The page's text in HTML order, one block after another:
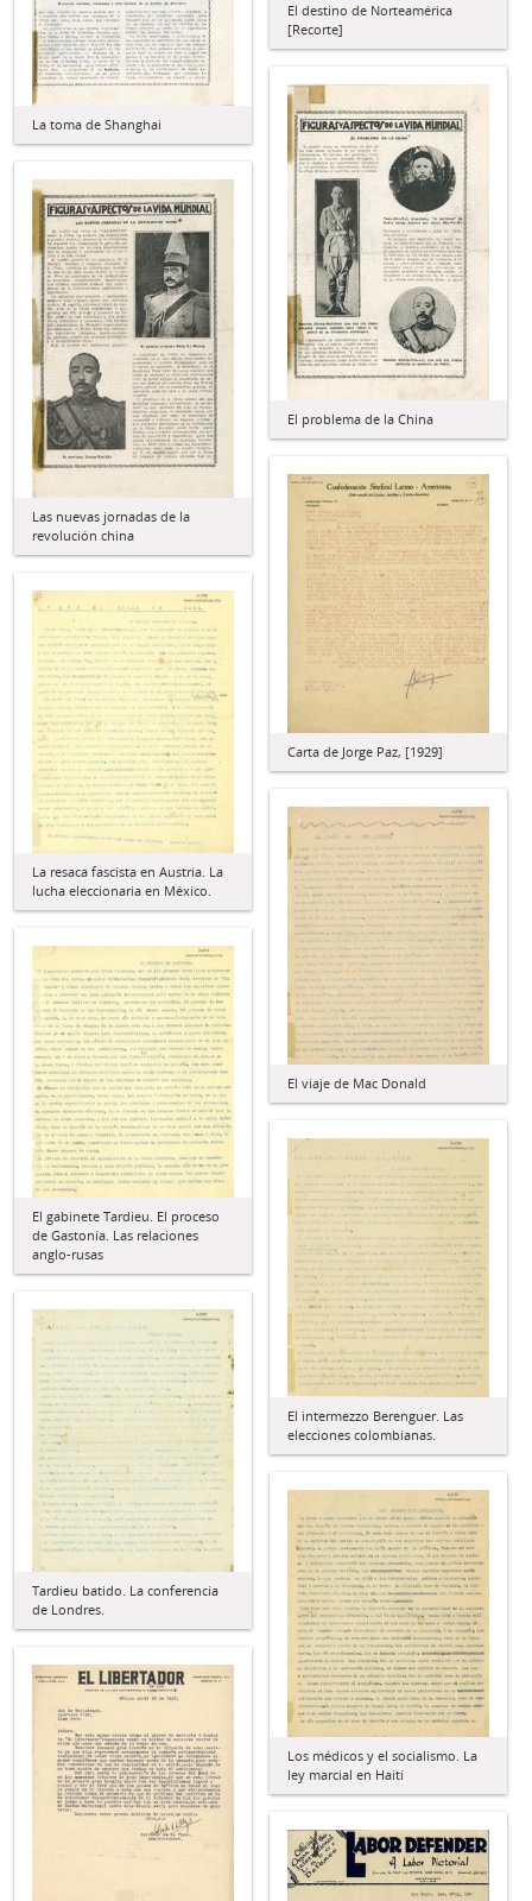
El destino de Norteamérica
[Recorte]
La toma de Shanghai
El problema de la China
Las nuevas jornadas de la
revolución china
Carta de Jorge Paz, [1929]
La resaca fascista en Austria. La
lucha eleccionaria en México.
El viaje de Mac Donald
El gabinete Tardieu. El proceso
de Gastonia. Las relaciones
anglo-rusas
El intermezzo Berenguer. Las
elecciones colombianas.
Tardieu batido. La conferencia
de Londres.
Los médicos y el socialismo. La
ley marcial en Haití